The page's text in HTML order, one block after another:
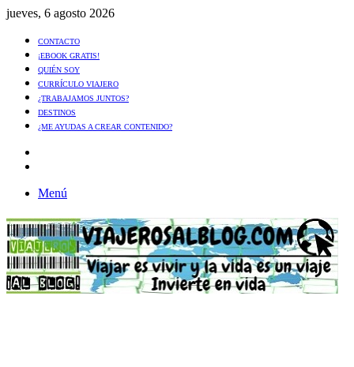
jueves, 6 agosto 2026
CONTACTO
¡EBOOK GRATIS!
QUIÉN SOY
CURRÍCULO VIAJERO
¿TRABAJAMOS JUNTOS?
DESTINOS
¿ME AYUDAS A CREAR CONTENIDO?
Menú